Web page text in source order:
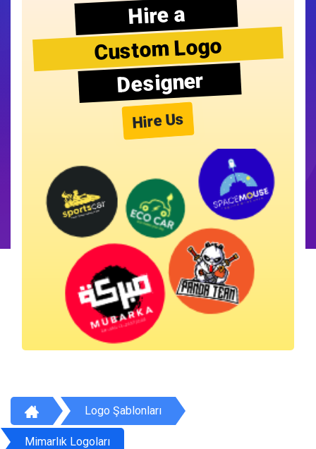
Hire a
Custom Logo
Designer
Hire Us
Logo Şablonları
Mimarlık Logoları